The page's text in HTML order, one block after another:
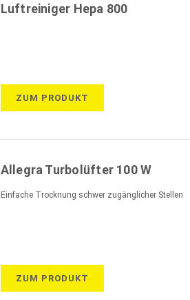
Luftreiniger Hepa 800
ZUM PRODUKT
Allegra Turbolüfter 100 W
Einfache Trocknung schwer zugänglicher Stellen
ZUM PRODUKT